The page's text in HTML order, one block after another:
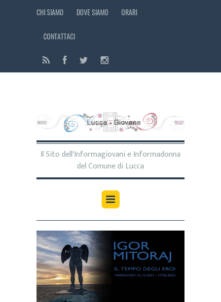
CHI SIAMO DOVE SIAMO ORARI
CONTATTACI
Il Sito dell'Informagiovani e Informadonna
del Comune di Lucca